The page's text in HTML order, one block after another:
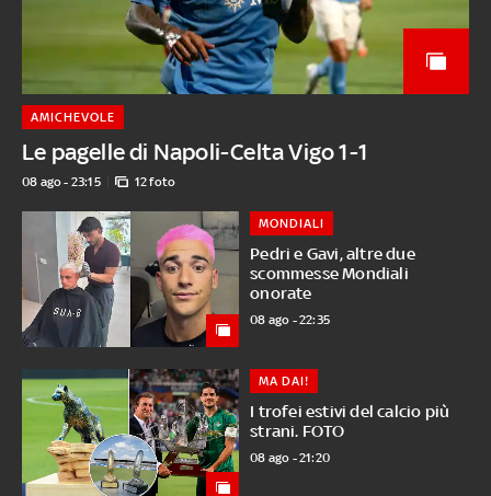
Le pagelle di Napoli-Celta Vigo 1-1
AMICHEVOLE
08 ago - 23:15 12 foto
Pedri e Gavi, altre due
scommesse Mondiali
onorate
MONDIALI
08 ago - 22:35
I trofei estivi del calcio più
strani. FOTO
MA DAI!
08 ago - 21:20